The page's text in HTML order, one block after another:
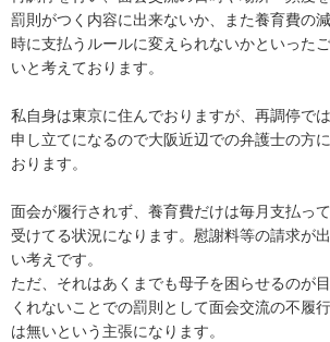
罰則がつく内容に出来ないか、また養育費の
時に支払うルールに変えられないかといった
いと考えております。
私自身は東京に住んでおりますが、再調停で
申し立てになるので大阪近辺での弁護士の方
おります。
面会が履行されず、養育費だけは毎月支払っ
受けてる状況になります。慰謝料等の請求が
い考えです。
ただ、それはあくまでも母子を困らせるのが
くれないことでの罰則として面会交流の不履
は無いという主張になります。